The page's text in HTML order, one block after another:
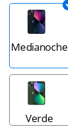
Medianoche
Verde